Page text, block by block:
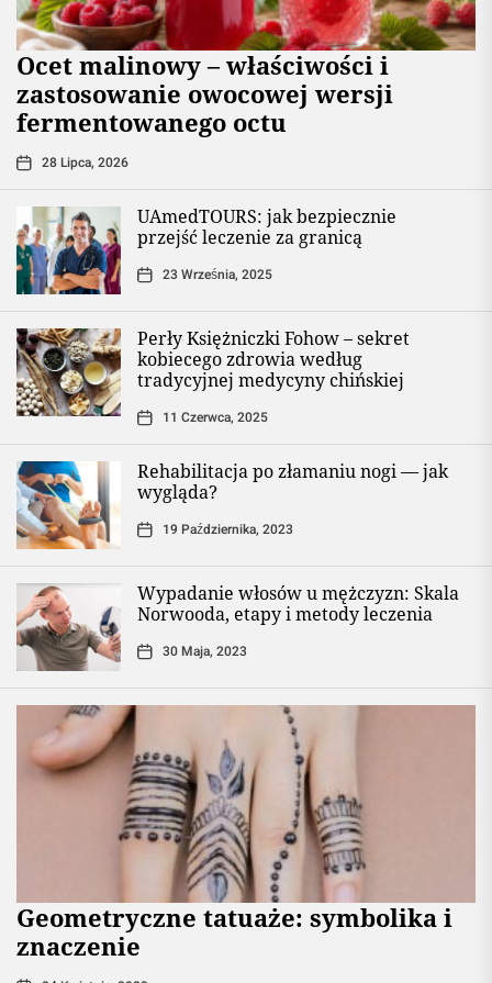
Ocet malinowy – właściwości i
zastosowanie owocowej wersji
fermentowanego octu
28 Lipca, 2026
UAmedTOURS: jak bezpiecznie
przejść leczenie za granicą
23 Września, 2025
Perły Księżniczki Fohow – sekret
kobiecego zdrowia według
tradycyjnej medycyny chińskiej
11 Czerwca, 2025
Rehabilitacja po złamaniu nogi — jak
wygląda?
19 Października, 2023
Wypadanie włosów u mężczyzn: Skala
Norwooda, etapy i metody leczenia
30 Maja, 2023
Geometryczne tatuaże: symbolika i
znaczenie